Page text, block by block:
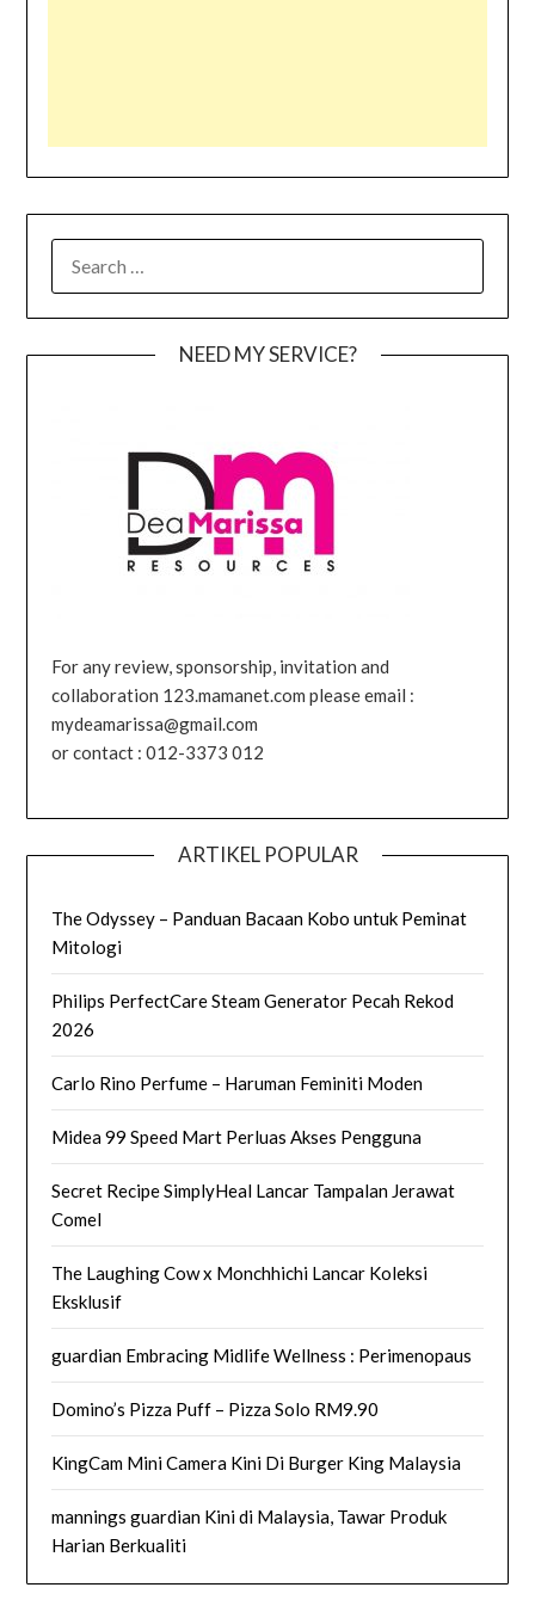
FOR:
NEED MY SERVICE?
For any review, sponsorship, invitation and
collaboration 123.mamanet.com please email :
mydeamarissa@gmail.com
or contact : 012-3373 012
ARTIKEL POPULAR
The Odyssey – Panduan Bacaan Kobo untuk Peminat
Mitologi
Philips PerfectCare Steam Generator Pecah Rekod
2026
Carlo Rino Perfume – Haruman Feminiti Moden
Midea 99 Speed Mart Perluas Akses Pengguna
Secret Recipe SimplyHeal Lancar Tampalan Jerawat
Comel
The Laughing Cow x Monchhichi Lancar Koleksi
Eksklusif
guardian Embracing Midlife Wellness : Perimenopaus
Domino’s Pizza Puff – Pizza Solo RM9.90
KingCam Mini Camera Kini Di Burger King Malaysia
mannings guardian Kini di Malaysia, Tawar Produk
Harian Berkualiti